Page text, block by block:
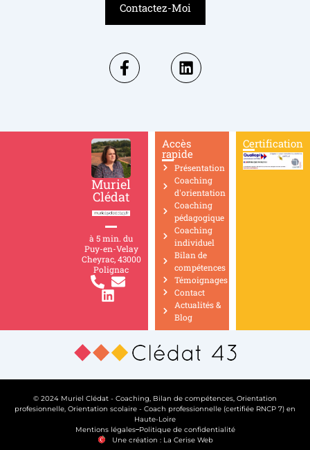
Contactez-Moi
Muriel
Clédat
à 5 min. du
Puy-en-Velay
Cheyrac, 43000
Polignac
Accès
rapide
Présentation
Coaching
d'orientation
Coaching
pédagogique
Coaching
individuel
Bilan de
compétences
Témoignages
Contact
Actualités &
Blog
Certification
© 2024 Muriel Clédat - Coaching, Bilan de compétences, Orientation
profesionnelle, Orientation scolaire - Coach professionnelle (certifiée RNCP 7) en
Haute-Loire
Mentions légales Politique de confidentialité
Une création : La Cerise Web